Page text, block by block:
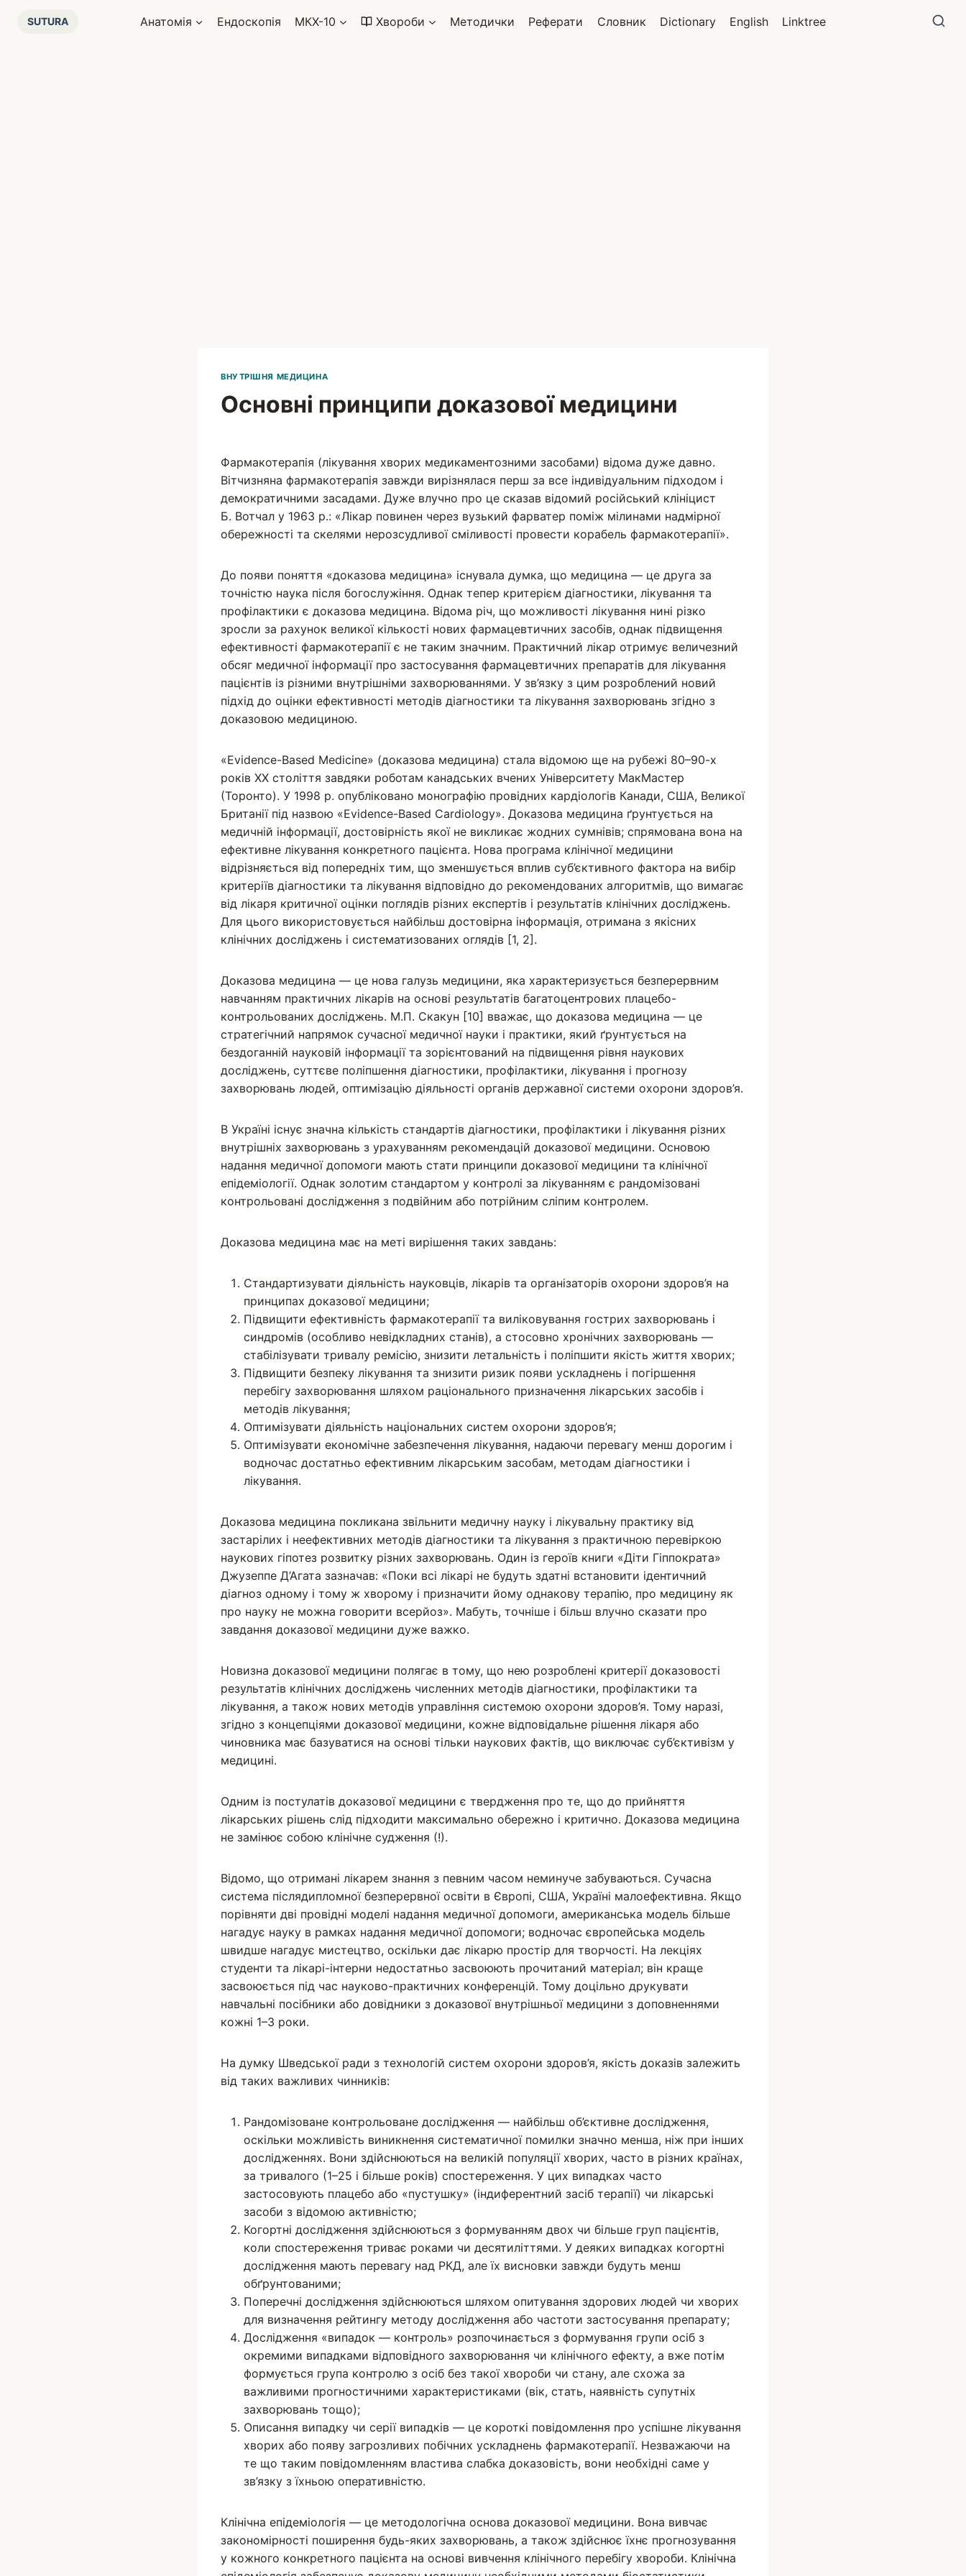
SUTURA Анатомія Ендоскопія МКХ-10 Хвороби Методички Реферати Словник Dictionary English Linktree
ВНУТРІШНЯ МЕДИЦИНА
Основні принципи доказової медицини
Вадим
Фармакотерапія (лікування хворих медикаментозними засобами) відома дуже давно.
Вітчизняна фармакотерапія завжди вирізнялася перш за все індивідуальним підходом і
демократичними засадами. Дуже влучно про це сказав відомий російський клініцист
Б. Вотчал у 1963 р.: «Лікар повинен через вузький фарватер поміж мілинами надмірної
обережності та скелями нерозсудливої сміливості провести корабель фармакотерапії».
До появи поняття «доказова медицина» існувала думка, що медицина — це друга за
точністю наука після богослужіння. Однак тепер критерієм діагностики, лікування та
профілактики є доказова медицина. Відома річ, що можливості лікування нині різко
зросли за рахунок великої кількості нових фармацевтичних засобів, однак підвищення
ефективності фармакотерапії є не таким значним. Практичний лікар отримує величезний
обсяг медичної інформації про застосування фармацевтичних препаратів для лікування
пацієнтів із різними внутрішніми захворюваннями. У зв’язку з цим розроблений новий
підхід до оцінки ефективності методів діагностики та лікування захворювань згідно з
доказовою медициною.
«Evidence-Based Medicine» (доказова медицина) стала відомою ще на рубежі 80–90-х
років ХХ століття завдяки роботам канадських вчених Університету МакМас­тер
(Торонто). У 1998 р. опубліковано монографію провідних кардіологів Канади, США, Великої
Британії під назвою «Evidence-Based Cardiology». Доказова медицина ґрунтується на
медичній інформації, достовірність якої не викликає жодних сумнівів; спрямована вона на
ефективне лікування конкретного пацієнта. Нова програма клінічної медицини
відрізняється від попередніх тим, що зменшується вплив суб’єк­тив­но­го фактора на вибір
критеріїв діагностики та лікування відповідно до рекомендованих алгоритмів, що вимагає
від лікаря критичної оцінки поглядів різних експертів і результатів клінічних досліджень.
Для цього використовується найбільш достовірна інформація, отримана з якісних
клінічних досліджень і систематизованих оглядів [1, 2].
Доказова медицина — це нова галузь медицини, яка характеризується безперервним
навчанням практичних лікарів на основі результатів багатоцентрових пла­це­бо-
контрольованих досліджень. М.П. Скакун [10] вважає, що доказова медицина — це
стратегічний напрямок сучасної медичної науки і практики, який ґрунтується на
бездоганній науковій інформації та зорієнтований на підвищення рівня наукових
досліджень, суттєве поліпшення діагностики, профілактики, лікування і прогнозу
захворювань людей, оптимізацію діяльності органів державної системи охорони здо­ро­в’я.
В Україні існує значна кількість стандартів діагностики, профілактики і лікування різних
внутрішніх захворювань з урахуванням рекомендацій доказової медицини. Основою
надання медичної допомоги мають стати принципи доказової медицини та клінічної
епідеміології. Однак золотим стандартом у контролі за лікуванням є рандомізовані
контрольовані дослідження з подвійним або потрійним сліпим контролем.
Доказова медицина має на меті вирішення таких завдань:
Стандартизувати діяльність науковців, лікарів та організаторів охорони здо­ро­в’я на
принципах доказової медицини;
Підвищити ефективність фармакотерапії та виліковування гострих захворювань і
синдромів (особливо невідкладних станів), а стосовно хронічних захворювань —
стабілізувати тривалу ремісію, знизити летальність і поліпшити якість життя хворих;
Підвищити безпеку лікування та знизити ризик появи ускладнень і погіршення
перебігу захворювання шляхом раціонального призначення лікарських засобів і
методів лікування;
Оптимізувати діяльність національних систем охорони здоров’я;
Оптимізувати економічне забезпечення лікування, надаючи перевагу менш дорогим і
водночас достатньо ефективним лікарським засобам, методам діагностики і
лікування.
Доказова медицина покликана звільнити медичну науку і лікувальну практику від
застарілих і неефективних методів діагностики та лікування з практичною перевіркою
наукових гіпотез розвитку різних захворювань. Один із героїв книги «Діти Гіппократа»
Джузеппе Д’Агата зазначав: «Поки всі лікарі не будуть здатні встановити ідентичний
діагноз одному і тому ж хворому і призначити йому однакову терапію, про медицину як
про науку не можна говорити всерйоз». Мабуть, точніше і більш влучно сказати про
завдання доказової медицини дуже важко.
Новизна доказової медицини полягає в тому, що нею розроблені критерії доказовості
результатів клінічних досліджень численних методів діагностики, профілактики та
лікування, а також нових методів управління системою охорони здоров’я. Тому наразі,
згідно з концепціями доказової медицини, кожне відповідальне рішення лікаря або
чиновника має базуватися на основі тільки наукових фактів, що виключає суб’єктивізм у
медицині.
Одним із постулатів доказової медицини є твердження про те, що до прийняття
лікарських рішень слід підходити максимально обережно і критично. Доказова медицина
не замінює собою клінічне судження (!).
Відомо, що отримані лікарем знання з певним часом неминуче забуваються. Сучасна
система післядипломної безперервної освіти в Європі, США, Україні мало­ефективна. Якщо
порівняти дві провідні моделі надання медичної допомоги, американська модель більше
нагадує науку в рамках надання медичної допомоги; водночас європейська модель
швидше нагадує мистецтво, оскільки дає лікарю простір для творчості. На лекціях
студенти та лікарі-інтерни недостатньо засвоюють прочитаний матеріал; він краще
засвоюється під час науково-практичних конференцій. Тому доцільно друкувати
навчальні посібники або довідники з доказової внутрішньої медицини з доповненнями
кожні 1–3 роки.
На думку Шведської ради з технологій систем охорони здоров’я, якість доказів залежить
від таких важливих чинників:
Pандомізоване контрольоване дослідження — найбільш об’єктивне дослідження,
оскільки можливість виникнення систематичної помилки значно менша, ніж при інших
дослідженнях. Вони здійснюються на великій популяції хворих, часто в різних країнах,
за тривалого (1–25 і більше років) спостереження. У цих випадках часто
застосовують плацебо або «пустушку» (індиферентний засіб терапії) чи лікарські
засоби з відомою активністю;
Когортні дослідження здійснюються з формуванням двох чи більше груп пацієнтів,
коли спостереження триває роками чи десятиліттями. У деяких випадках когортні
дослідження мають перевагу над РКД, але їх висновки завжди будуть менш
обґрунтованими;
Поперечні дослідження здійснюються шляхом опитування здорових людей чи хворих
для визначення рейтингу методу дослідження або частоти застосування препарату;
Дослідження «випадок — контроль» розпочинається з формування групи осіб з
окремими випадками відповідного захворювання чи клінічного ефекту, а вже потім
формується група контролю з осіб без такої хвороби чи стану, але схожа за
важливими прогностичними характеристиками (вік, стать, наявність супутніх
захворювань тощо);
Описання випадку чи серії випадків — це короткі повідомлення про успішне лікування
хворих або появу загрозливих побічних ускладнень фармакотерапії. Незважаючи на
те що таким повідомленням властива слабка доказовість, вони необхідні саме у
зв’язку з їхньою оперативністю.
Клінічна епідеміологія — це методологічна основа доказової медицини. Вона вивчає
закономірності поширення будь-яких захворювань, а також здійснює їхнє прогнозування
у кожного конкретного пацієнта на основі вивчення клінічного перебігу хвороби. Клінічна